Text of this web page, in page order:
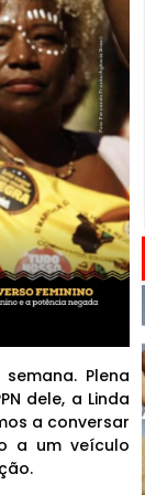
Plena
dele, a Linda
a conversar
a um veículo